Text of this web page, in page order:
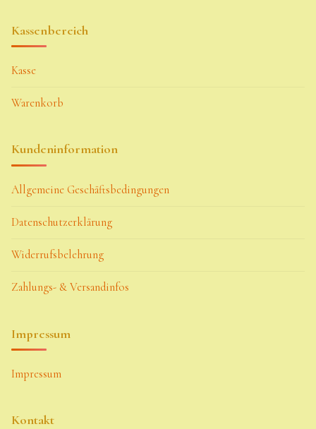
Kassenbereich
Kasse
Warenkorb
Kundeninformation
Allgemeine Geschäftsbedingungen
Datenschutzerklärung
Widerrufsbelehrung
Zahlungs- & Versandinfos
Impressum
Impressum
Kontakt